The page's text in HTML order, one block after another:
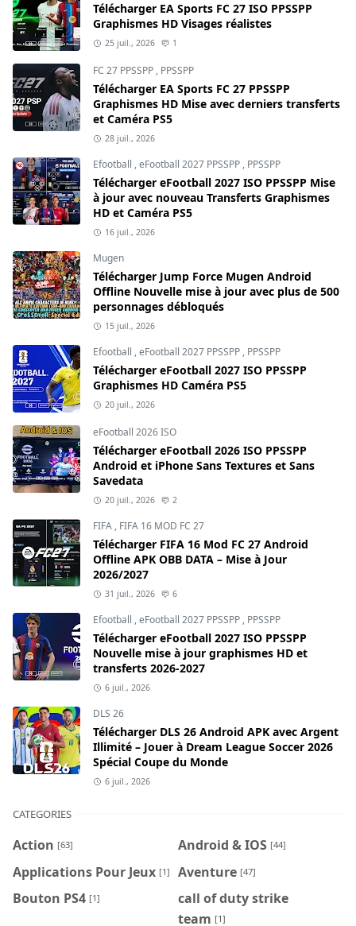
Télécharger EA Sports FC 27 ISO PPSSPP
Graphismes HD Visages réalistes
25 juil., 2026 1
FC 27 PPSSPP , PPSSPP
Télécharger EA Sports FC 27 PPSSPP
Graphismes HD Mise avec derniers transferts
et Caméra PS5
28 juil., 2026
Efootball ,eFootball 2027 PPSSPP , PPSSPP
Télécharger eFootball 2027 ISO PPSSPP Mise
à jour avec nouveau Transferts Graphismes
HD et Caméra PS5
16 juil., 2026
Mugen
Télécharger Jump Force Mugen Android
Offline Nouvelle mise à jour avec plus de 500
personnages débloqués
15 juil., 2026
Efootball ,eFootball 2027 PPSSPP , PPSSPP
Télécharger eFootball 2027 ISO PPSSPP
Graphismes HD Caméra PS5
20 juil., 2026
eFootball 2026 ISO
Télécharger eFootball 2026 ISO PPSSPP
Android et iPhone Sans Textures et Sans
Savedata
20 juil., 2026 2
FIFA , FIFA 16 MOD FC 27
Télécharger FIFA 16 Mod FC 27 Android
Offline APK OBB DATA – Mise à Jour
2026/2027
31 juil., 2026 6
Efootball ,eFootball 2027 PPSSPP , PPSSPP
Télécharger eFootball 2027 ISO PPSSPP
Nouvelle mise à jour graphismes HD et
transferts 2026-2027
6 juil., 2026
DLS 26
Télécharger DLS 26 Android APK avec Argent
Illimité – Jouer à Dream League Soccer 2026
Spécial Coupe du Monde
6 juil., 2026
CATEGORIES
Action [63] Android & IOS [44]
Applications Pour Jeux [1] Aventure [47]
Bouton PS4 [1]
call of duty strike
team [1]